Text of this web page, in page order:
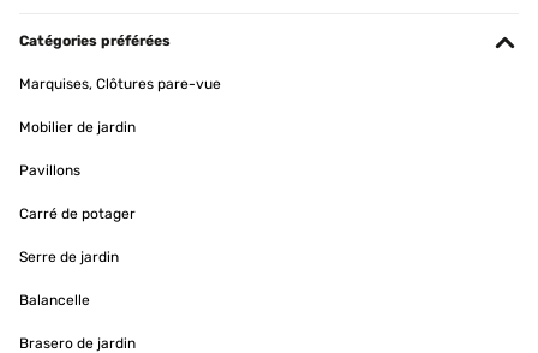
Catégories préférées
Marquises, Clôtures pare-vue
Mobilier de jardin
Pavillons
Carré de potager
Serre de jardin
Balancelle
Brasero de jardin